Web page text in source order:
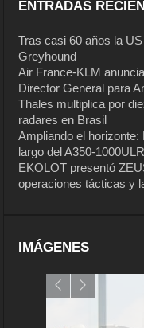
ENTRADAS
Tras casi 60 años la
Greyhound
Air France-KLM
Director General para
Thales multiplica por
radares en Brasil
Ampliando el
largo del A350-1000ULR
EKOLOT presentó
operaciones tácticas y
IMÁGENES